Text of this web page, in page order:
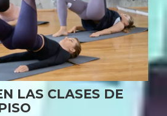
LAS CLASES DE